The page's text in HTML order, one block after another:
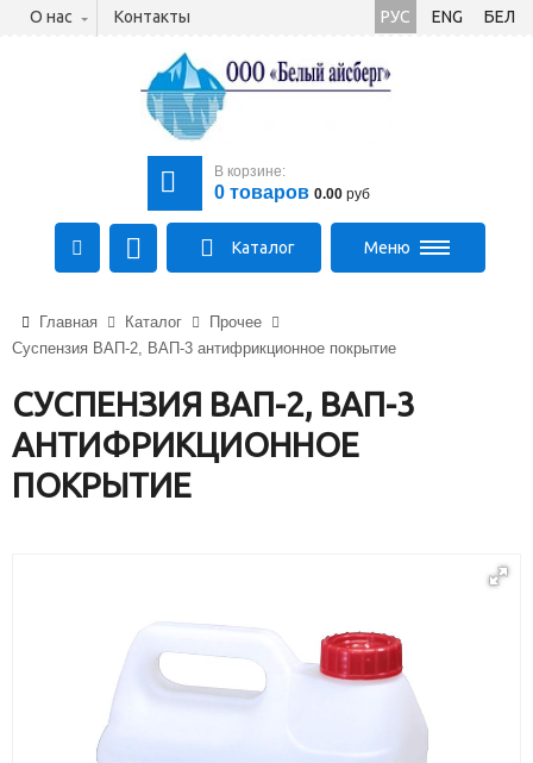
О нас Контакты РУС ENG БЕЛ
В корзине:
0 товаров 0.00 руб
+375 (29) 710-23-43
+375 (33) 315-03-03
aysberg-sales@yandex.by
Каталог Меню
Главная Каталог
Прочее
Суспензия ВАП-2, ВАП-3 антифрикционное покрытие
СУСПЕНЗИЯ ВАП-2, ВАП-3
АНТИФРИКЦИОННОЕ
ПОКРЫТИЕ